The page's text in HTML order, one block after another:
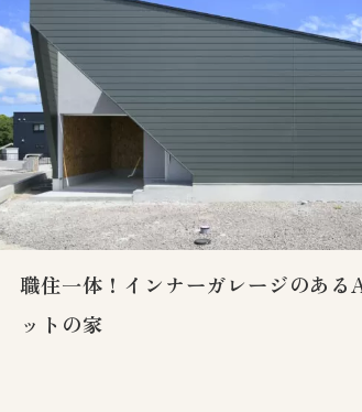
職住一体！インナーガレージのある
ットの家